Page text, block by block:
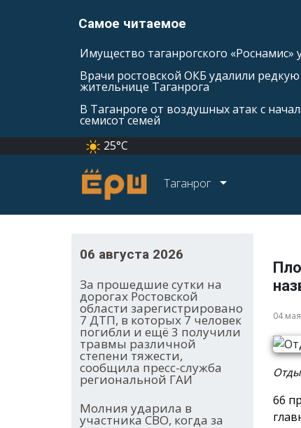
Самое читаемое
Имущество таганрогского «Роснамис»
Врачи ростовской ОКБ удалили
жительнице Таганрога
В Таганроге от воздушных атак с
семисот семей
25°C
Таганрог
06 августа 2026
За прошедшие сутки на
дорогах Ростовской
области зарегистрировано
7 ДТП, в которых 7 человек
погибли и ещё 3 получили
травмы различной
степени тяжести,
сообщила пресс-служба
региональной ГАИ
Молния ударила в
участника СВО, когда за
04
66